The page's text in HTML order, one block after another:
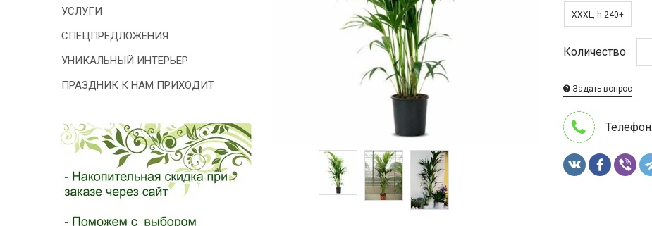
XXXL, h 240+
Количество
Задать вопрос
Телефон:
УСЛУГИ
СПЕЦПРЕДЛОЖЕНИЯ
УНИКАЛЬНЫЙ ИНТЕРЬЕР
ПРАЗДНИК К НАМ ПРИХОДИТ